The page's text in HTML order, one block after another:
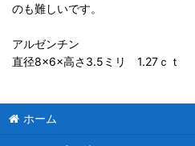
のも難しいです。
アルゼンチン
直径8×6×高さ3.5ミリ 1.27ｃｔ
ホーム